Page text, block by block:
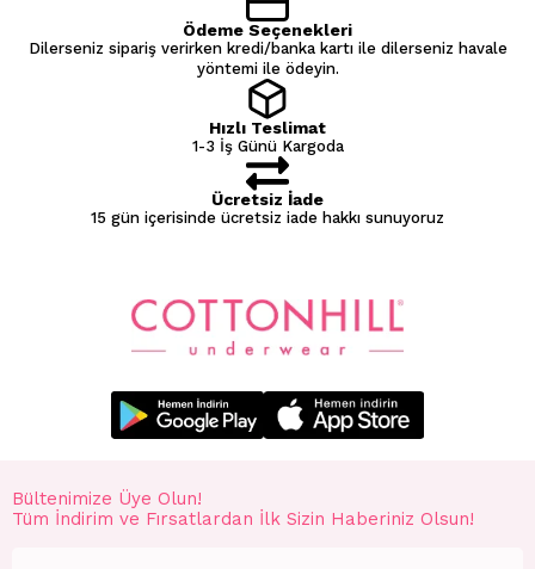
Ödeme Seçenekleri
Dilerseniz sipariş verirken kredi/banka kartı ile dilerseniz havale
yöntemi ile ödeyin.
Hızlı Teslimat
1-3 İş Günü Kargoda
Ücretsiz İade
15 gün içerisinde ücretsiz iade hakkı sunuyoruz
Bültenimize Üye Olun!
Tüm İndirim ve Fırsatlardan İlk Sizin Haberiniz Olsun!